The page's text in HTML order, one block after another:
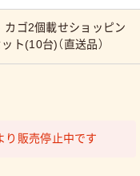
カゴ2個載せショッピン
ト(10台)（直送品）
り販売停止中です